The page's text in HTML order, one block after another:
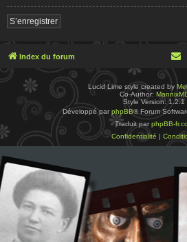
S’enregistrer
Index du forum
Lucid Lime style created by
Co-Author:
Style Version: 1.2.1
Développé par phpBB® Forum
Traduit par phpBB-
Confidentialité |